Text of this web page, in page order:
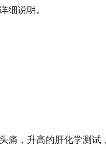
细说明。
，升高的肝化学测试